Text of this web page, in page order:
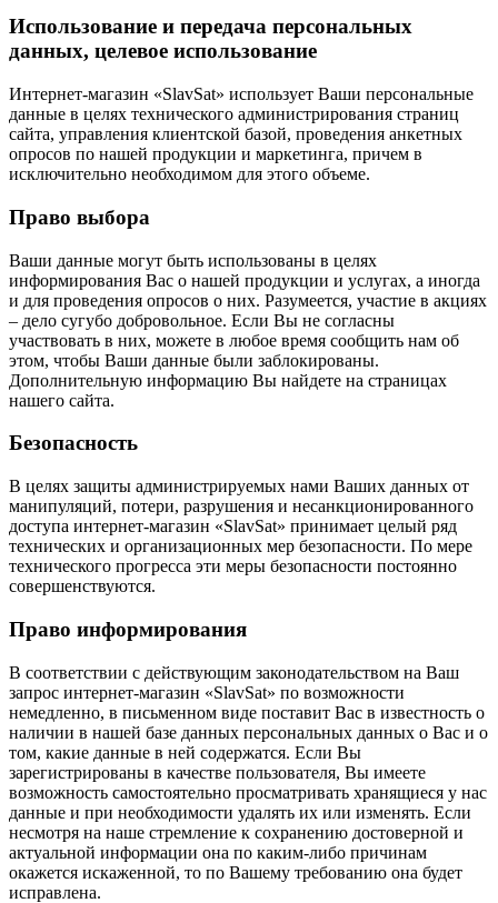
Использование и передача персональных
данных, целевое использование
Интернет-магазин «SlavSat» использует Ваши персональные
данные в целях технического администрирования страниц
сайта, управления клиентской базой, проведения анкетных
опросов по нашей продукции и маркетинга, причем в
исключительно необходимом для этого объеме.
Право выбора
Ваши данные могут быть использованы в целях
информирования Вас о нашей продукции и услугах, а иногда
и для проведения опросов о них. Разумеется, участие в акциях
– дело сугубо добровольное. Если Вы не согласны
участвовать в них, можете в любое время сообщить нам об
этом, чтобы Ваши данные были заблокированы.
Дополнительную информацию Вы найдете на страницах
нашего сайта.
Безопасность
В целях защиты администрируемых нами Ваших данных от
манипуляций, потери, разрушения и несанкционированного
доступа интернет-магазин «SlavSat» принимает целый ряд
технических и организационных мер безопасности. По мере
технического прогресса эти меры безопасности постоянно
совершенствуются.
Право информирования
В соответствии с действующим законодательством на Ваш
запрос интернет-магазин «SlavSat» по возможности
немедленно, в письменном виде поставит Вас в известность о
наличии в нашей базе данных персональных данных о Вас и о
том, какие данные в ней содержатся. Если Вы
зарегистрированы в качестве пользователя, Вы имеете
возможность самостоятельно просматривать хранящиеся у нас
данные и при необходимости удалять их или изменять. Если
несмотря на наше стремление к сохранению достоверной и
актуальной информации она по каким-либо причинам
окажется искаженной, то по Вашему требованию она будет
исправлена.